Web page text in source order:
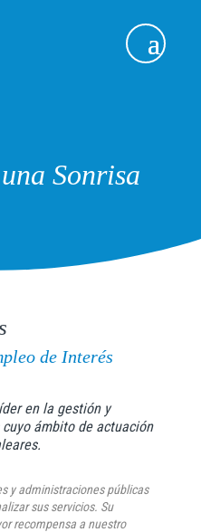
Sonrisa
de Interés
en la gestión y
ámbito de actuación
y administraciones públicas
sus servicios. Su
recompensa a nuestro